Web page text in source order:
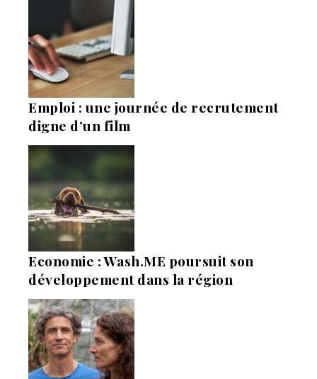
Emploi : une journée de recrutement
digne d’un film
Economie : Wash.ME poursuit son
développement dans la région